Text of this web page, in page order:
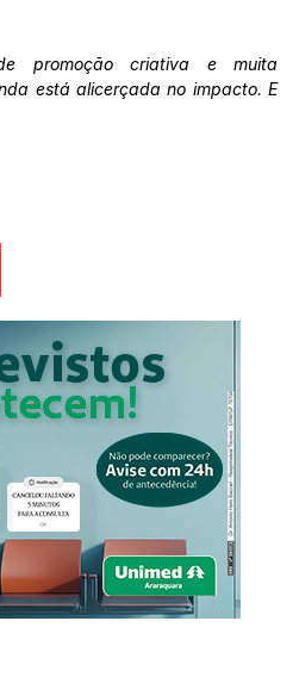
promoção criativa e muita
está alicerçada no impacto. E